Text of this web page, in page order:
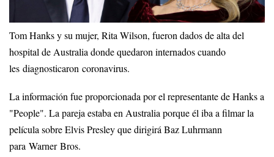
Tom Hanks y su mujer, Rita Wilson, fueron dados de alta del
hospital de Australia donde quedaron internados cuando
les diagnosticaron coronavirus.
La información fue proporcionada por el representante de Hanks a
"People". La pareja estaba en Australia porque él iba a filmar la
película sobre Elvis Presley que dirigirá Baz Luhrmann
para Warner Bros.